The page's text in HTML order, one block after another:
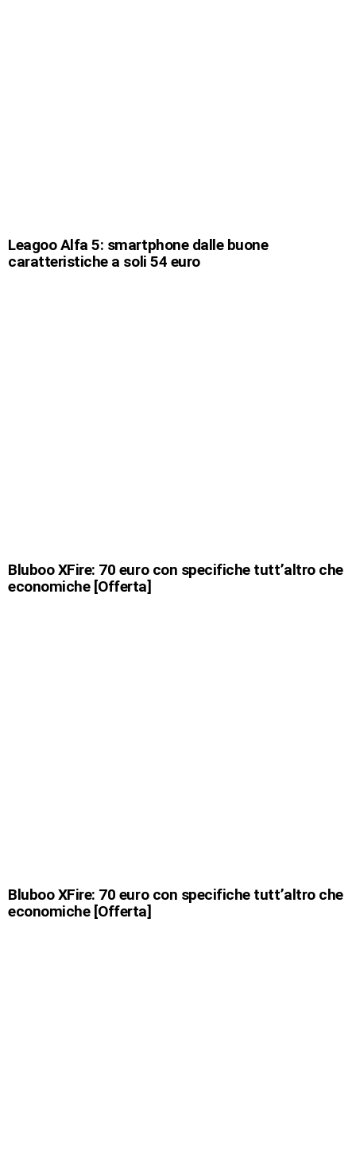
Leagoo Alfa 5: smartphone dalle buone
caratteristiche a soli 54 euro
Bluboo XFire: 70 euro con specifiche tutt’altro che
economiche [Offerta]
Bluboo XFire: 70 euro con specifiche tutt’altro che
economiche [Offerta]